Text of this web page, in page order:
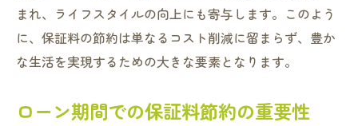
定期的な保証料の見直しの重要性
保証料減額の交渉術
ローンの再評価と保証料の関係
まれ、ライフスタイルの向上にも寄与します。このよう
に、保証料の節約は単なるコスト削減に留まらず、豊か
な生活を実現するための大きな要素となります。
ローン期間での保証料節約の重要性